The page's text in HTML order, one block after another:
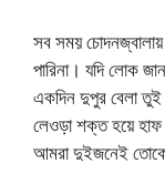
সব সময়
পারিনা। যদি লোক
একদিন দুপুর বেলা তুই
লেওড়া শক্ত হয়ে হাফ
আমরা দুইজনেই তোকে